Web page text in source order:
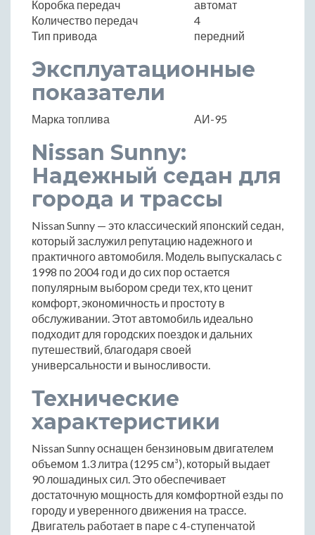
Коробка передач
автомат
Количество передач
4
Тип привода
передний
Эксплуатационные
показатели
Марка топлива АИ-95
Nissan Sunny:
Надежный седан для
города и трассы
Nissan Sunny — это классический японский седан,
который заслужил репутацию надежного и
практичного автомобиля. Модель выпускалась с
1998 по 2004 год и до сих пор остается
популярным выбором среди тех, кто ценит
комфорт, экономичность и простоту в
обслуживании. Этот автомобиль идеально
подходит для городских поездок и дальних
путешествий, благодаря своей
универсальности и выносливости.
Технические
характеристики
Nissan Sunny оснащен бензиновым двигателем
объемом 1.3 литра (1295 см³), который выдает
90 лошадиных сил. Это обеспечивает
достаточную мощность для комфортной езды по
городу и уверенного движения на трассе.
Двигатель работает в паре с 4-ступенчатой